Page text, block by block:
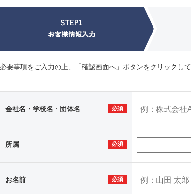
必要事項をご入力の上、「確認画面へ」ボタンをクリックして
会社名・学校名・団体名 必須
所属 必須
お名前 必須